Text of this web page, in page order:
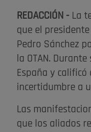
REDACCIÓN - La
que el
Pedro Sánchez
la OTAN.
España y
incertidumbre a
Las
que los aliados